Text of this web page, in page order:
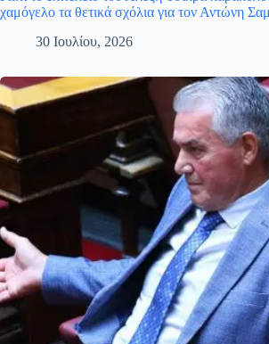
χαμόγελο τα θετικά σχόλια για τον Αντώνη
30 Ιουλίου, 2026